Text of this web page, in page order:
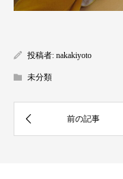
投稿者: nakakiyoto
未分類